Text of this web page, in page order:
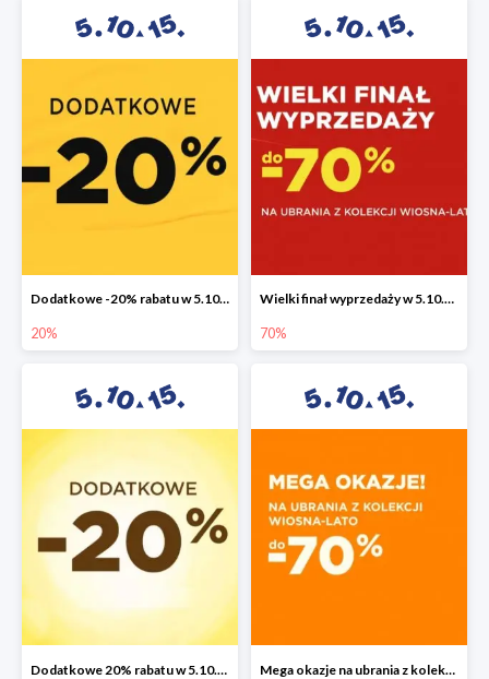
Dodatkowe -20% rabatu w 5.10.15
20%
Wielki finał wyprzedaży w 5.10.15 do -70%
70%
Dodatkowe 20% rabatu w 5.10.15 Mega okazje na ubrania z kolekcji wiosna-lato do -70%